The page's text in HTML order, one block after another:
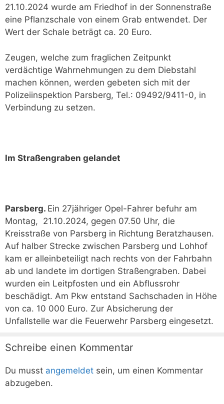
21.10.2024 wurde am Friedhof in der Sonnenstraße
eine Pflanzschale von einem Grab entwendet. Der
Wert der Schale beträgt ca. 20 Euro.
Zeugen, welche zum fraglichen Zeitpunkt
verdächtige Wahrnehmungen zu dem Diebstahl
machen können, werden gebeten sich mit der
Polizeiinspektion Parsberg, Tel.: 09492/9411-0, in
Verbindung zu setzen.
Im Straßengraben gelandet
Parsberg. Ein 27jähriger Opel-Fahrer befuhr am
Montag, 21.10.2024, gegen 07.50 Uhr, die
Kreisstraße von Parsberg in Richtung Beratzhausen.
Auf halber Strecke zwischen Parsberg und Lohhof
kam er alleinbeteiligt nach rechts von der Fahrbahn
ab und landete im dortigen Straßengraben. Dabei
wurden ein Leitpfosten und ein Abflussrohr
beschädigt. Am Pkw entstand Sachschaden in Höhe
von ca. 10 000 Euro. Zur Absicherung der
Unfallstelle war die Feuerwehr Parsberg eingesetzt.
Schreibe einen Kommentar
Du musst angemeldet sein, um einen Kommentar
abzugeben.